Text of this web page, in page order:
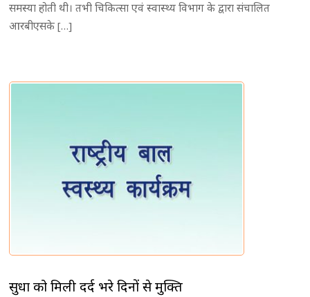
समस्या होती थी। तभी चिकित्सा एवं स्वास्थ्य विभाग के द्वारा संचालित
आरबीएसके […]
सुधा को मिली दर्द भरे दिनों से मुक्ति